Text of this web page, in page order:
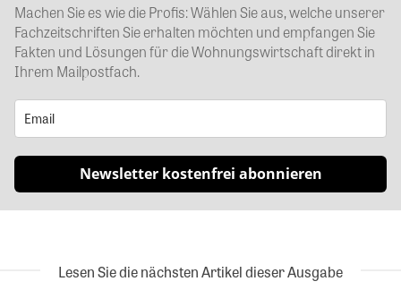
Machen Sie es wie die Profis: Wählen Sie aus, welche unserer
Fachzeitschriften Sie erhalten möchten und empfangen Sie
Fakten und Lösungen für die Wohnungswirtschaft direkt in
Ihrem Mailpostfach.
Newsletter kostenfrei abonnieren
Lesen Sie die nächsten Artikel dieser Ausgabe